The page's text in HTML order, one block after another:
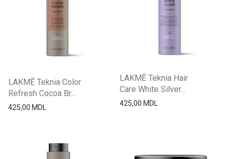
LAKMĒ Teknia Color
Refresh Cocoa Br...
425,00 MDL
LAKMĒ Teknia Hair
Care White Silver...
425,00 MDL